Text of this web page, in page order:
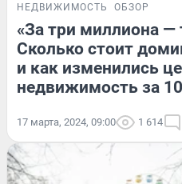
НЕДВИЖИМОСТЬ ОБЗОР
«За три миллиона —
Сколько стоит
и как изменились
недвижимость за
17 марта, 2024, 09:00 1 614